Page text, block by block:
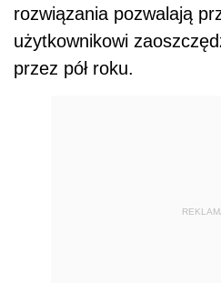
rozwiązania pozwalają
użytkownikowi
przez pół roku.